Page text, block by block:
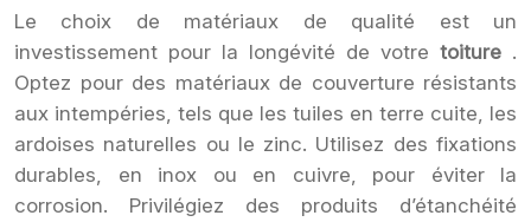
Le choix de matériaux de qualité est un
investissement pour la longévité de votre toiture .
Optez pour des matériaux de couverture résistants
aux intempéries, tels que les tuiles en terre cuite, les
ardoises naturelles ou le zinc. Utilisez des fixations
durables, en inox ou en cuivre, pour éviter la
corrosion. Privilégiez des produits d’étanchéité